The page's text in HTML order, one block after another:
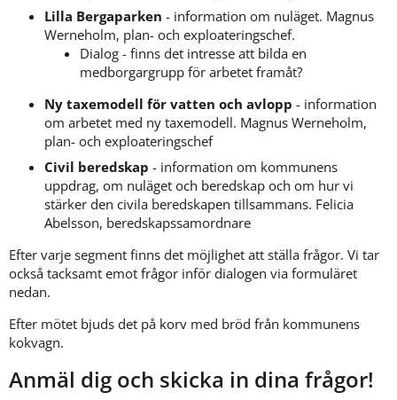
Lilla Bergaparken - information om nuläget. Magnus
Werneholm, plan- och exploateringschef.
Dialog - finns det intresse att bilda en
medborgargrupp för arbetet framåt?
Ny taxemodell för vatten och avlopp - information
om arbetet med ny taxemodell. Magnus Werneholm,
plan- och exploateringschef
Civil beredskap - information om kommunens
uppdrag, om nuläget och beredskap och om hur vi
stärker den civila beredskapen tillsammans. Felicia
Abelsson, beredskapssamordnare
Efter varje segment finns det möjlighet att ställa frågor. Vi tar
också tacksamt emot frågor inför dialogen via formuläret
nedan.
Efter mötet bjuds det på korv med bröd från kommunens
kokvagn.
Anmäl dig och skicka in dina frågor!